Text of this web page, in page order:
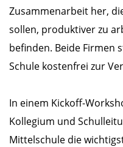
Zusammenarbeit her,
sollen, produktiver zu
befinden. Beide Firmen
Schule kostenfrei zur
In einem Kickoff-
Kollegium und
Mittelschule die